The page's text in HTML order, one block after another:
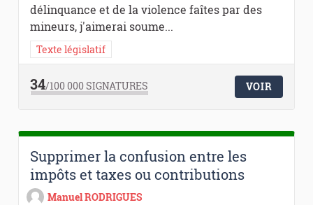
délinquance et de la violence faîtes par des
mineurs, j'aimerai soume...
Texte législatif
34/100 000SIGNATURES VOIR
Supprimer la confusion entre les
impôts et taxes ou contributions
Manuel RODRIGUES